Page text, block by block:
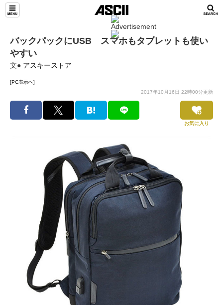
バックパックにUSB スマホもタブレットも使い
やすい
文● アスキーストア
[PC表示へ]
2017年10月16日 22時00分更新
お気に入り